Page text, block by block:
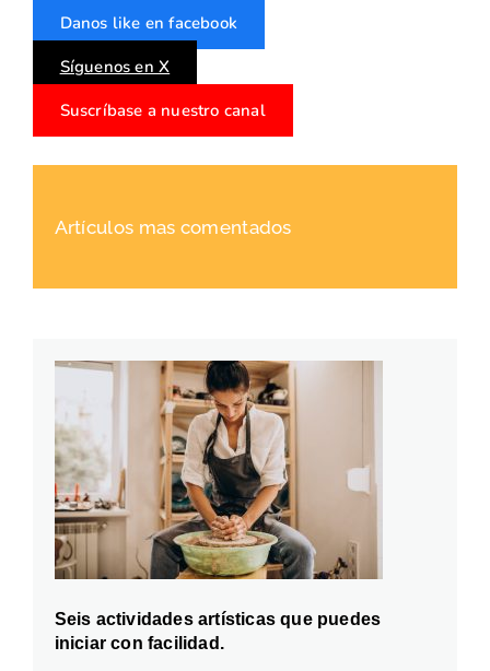
Danos like en facebook
Síguenos en X
Suscríbase a nuestro canal
Artículos mas comentados
Seis actividades artísticas que puedes
iniciar con facilidad.